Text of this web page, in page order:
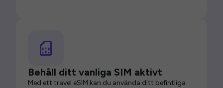
Behåll ditt vanliga SIM aktivt
Med ett travel eSIM kan du använda ditt befintliga